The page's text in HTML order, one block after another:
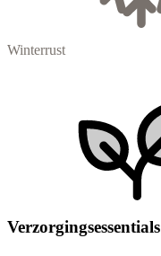
Winterrust
Verzorgingsessentials